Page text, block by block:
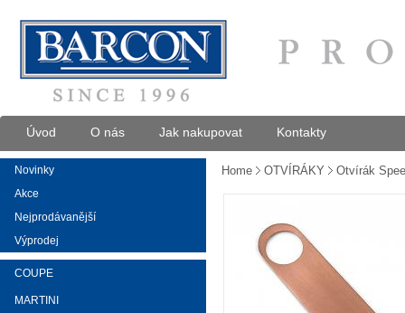
Úvod O nás Jak nakupovat Kontakty
Novinky
Akce
Nejprodávanější
Výprodej
COUPE
MARTINI
Home OTVÍRÁKY Otvírák